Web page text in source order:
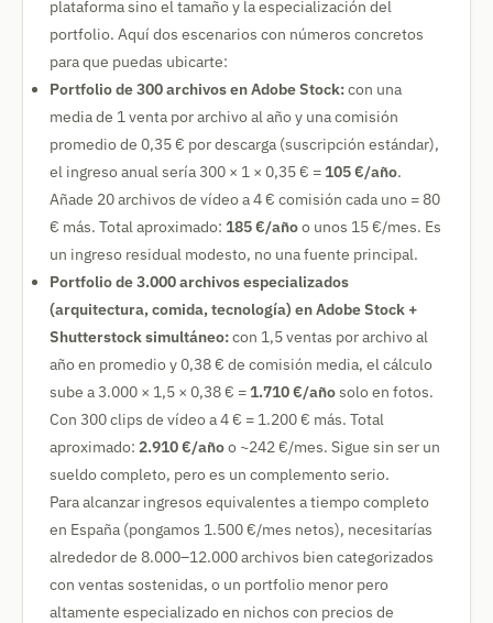
plataforma sino el tamaño y la especialización del
portfolio. Aquí dos escenarios con números concretos
para que puedas ubicarte:
Portfolio de 300 archivos en Adobe Stock:con una
media de 1 venta por archivo al año y una comisión
promedio de 0,35 € por descarga (suscripción estándar),
el ingreso anual sería 300 × 1 × 0,35 € = 105 €/año.
Añade 20 archivos de vídeo a 4 € comisión cada uno = 80
€ más. Total aproximado: 185 €/añoo unos 15 €/mes. Es
un ingreso residual modesto, no una fuente principal.
Portfolio de 3.000 archivos especializados
(arquitectura, comida, tecnología) en Adobe Stock +
Shutterstock simultáneo:con 1,5 ventas por archivo al
año en promedio y 0,38 € de comisión media, el cálculo
sube a 3.000 × 1,5 × 0,38 € = 1.710 €/añosolo en fotos.
Con 300 clips de vídeo a 4 € = 1.200 € más. Total
aproximado: 2.910 €/añoo ~242 €/mes. Sigue sin ser un
sueldo completo, pero es un complemento serio.
Para alcanzar ingresos equivalentes a tiempo completo
en España (pongamos 1.500 €/mes netos), necesitarías
alrededor de 8.000–12.000 archivos bien categorizados
con ventas sostenidas, o un portfolio menor pero
altamente especializado en nichos con precios de